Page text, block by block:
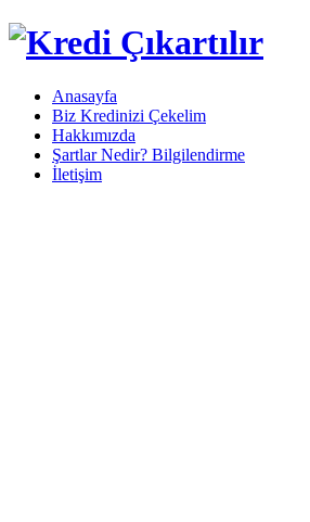
Anasayfa
Biz Kredinizi Çekelim
Hakkımızda
Şartlar Nedir? Bilgilendirme
İletişim